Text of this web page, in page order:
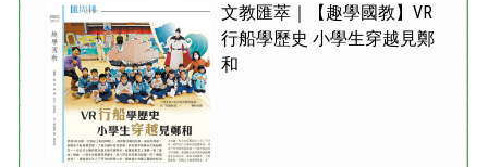
文教匯萃｜【趣學國教】VR
行船學歷史 小學生穿越見鄭
和